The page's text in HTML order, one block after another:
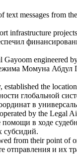
text messages from
infrastructure projects
engineered
Момуна
the
глобальной
в
by the Legal
в ходе
субсидий.
from their point of
отправления и